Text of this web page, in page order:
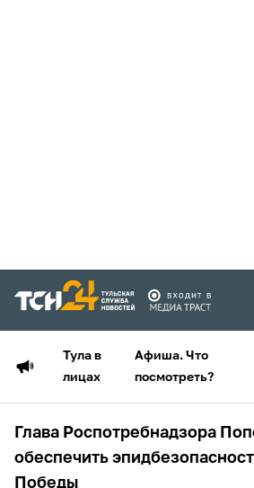
Тула в
лицах
Афиша. Что
посмотреть?
Глава Роспотребнадзора
обеспечить
Победы